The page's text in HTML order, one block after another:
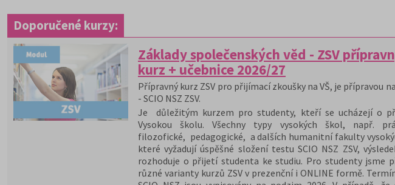
Doporučené kurzy:
Základy společenských věd - ZSV
kurz + učebnice 2026/27
Přípravný kurz ZSV pro přijímací zkoušky na VŠ, je přípravou
- SCIO NSZ ZSV.
Je důležitým kurzem pro studenty, kteří se ucházejí o
Vysokou školu. Všechny typy vysokých škol, např.
filozofické, pedagogické, a dalších humanitní fakulty
které vyžadují úspěšné složení testu SCIO NSZ ZSV,
rozhoduje o přijetí studenta ke studiu. Pro studenty jsme
různé varianty kurzů ZSV v prezenční i ONLINE formě.